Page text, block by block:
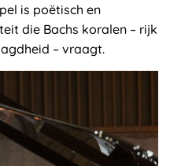
is poëtisch en
die Bachs koralen – rijk
– vraagt.